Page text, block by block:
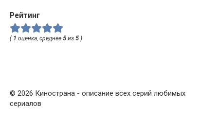
Рейтинг
( 1 оценка, среднее 5 из 5 )
© 2026 Кинострана - описание всех серий любимых
сериалов